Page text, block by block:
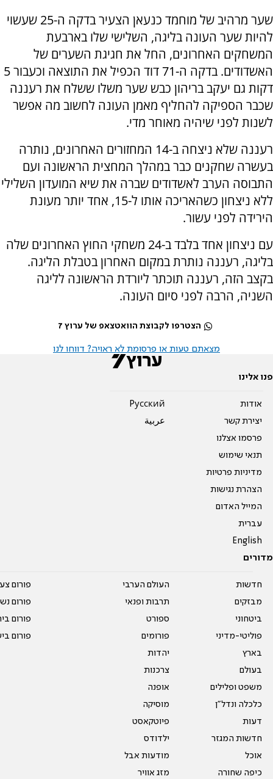
שער מרהיב של מוחמד כנעאן הצעיר בדקה ה-25 שעשוי
להיות שער העונה בליגה, השלישי שלו בארבעת
המשחקים האחרונים, החל את חגיגת השערים של
האשדודים. בדקה ה-71 דוד הכפיל את התוצאה וכעבור 5
דקות גם יעקב בריהון כבש שער משלו ששלח את רעננה
שכבר הספיקה להחליף מאמן העונה לחשוב מה אפשר
לשנות לפני שיהיה מאוחר מדי.
רעננה שלא ניצחה ב-14 המחזורים האחרונים, נותרה
בעשרה שחקנים כבר במהלך המחצית הראשונה ועם
התבוסה הערב לאשדודים שברה את שיא המועדון השלילי
ללא ניצחון כשהאריכה אותו ל-15, אחד יותר מעונת
הירידה לפני עשור.
עם ניצחון אחד בלבד ב-24 משחקי החוץ האחרונים שלה
בליגה, רעננה נותרת במקום האחרון בטבלת הליגה.
בקצב הזה, רעננה תוכתר ליורדת הראשונה לליגה
השניה, הרבה לפני סיום העונה.
הצטרפו לקבוצת הוואטצאפ של ערוץ 7
מצאתם טעות או פרסומת לא ראויה? דווחו לנו
פנו אלינו
אודות
יצירת קשר
פרסמו אצלנו
תנאי שימוש
מדיניות פרטיות
הצהרת נגישות
המייל האדום
עברית
English
Pусский
عربية
מדורים
חדשות
מבזקים
ביטחוני
פוליטי-מדיני
בארץ
בעולם
משפט ופלילים
כלכלה ונדל"ן
דעות
חדשות המגזר
אוכל
כיפה שחורה
העולם הערבי
תרבות ופנאי
ספורט
פורומים
יהדות
צרכנות
אופנה
מוסיקה
פיוטקאסט
ילדודס
מודעות אבל
מזג אוויר
פורום
פורום
פורום
פורום